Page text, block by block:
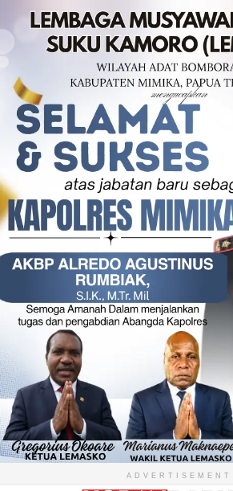
ADVERTISEMENT